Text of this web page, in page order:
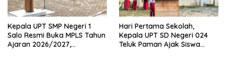
Kepala UPT SMP Negeri 1
Salo Resmi Buka MPLS Tahun
Ajaran 2026/2027,
Hari Pertama Sekolah,
Kepala UPT SD Negeri 024
Teluk Paman Ajak Siswa